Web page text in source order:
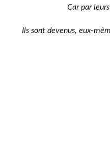
Car par
Ils sont devenus, eux-